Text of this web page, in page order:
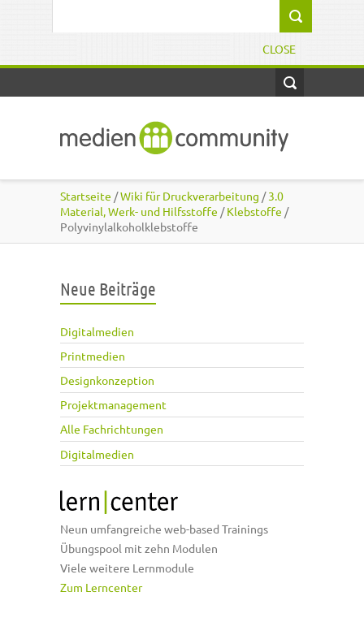
CLOSE
Startseite /Wiki für Druckverarbeitung /3.0
Material, Werk- und Hilfsstoffe /Klebstoffe /
Polyvinylalkoholklebstoffe
Neue Beiträge
Digitalmedien
Printmedien
Designkonzeption
Projektmanagement
Alle Fachrichtungen
Digitalmedien
Neun umfangreiche web-based Trainings
Übungspool mit zehn Modulen
Viele weitere Lernmodule
Zum Lerncenter